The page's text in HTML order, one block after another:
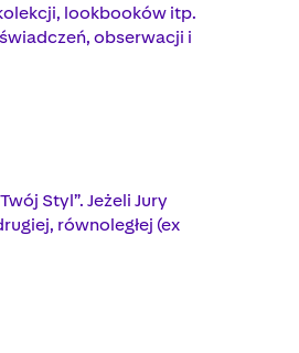
lookbooków itp.
obserwacji i
Styl”. Jeżeli Jury
równoległej (ex